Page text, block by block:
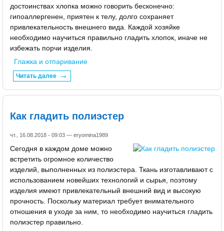
достоинствах хлопка можно говорить бесконечно:
гипоаллергенен, приятен к телу, долго сохраняет
привлекательность внешнего вида. Каждой хозяйке
необходимо научиться правильно гладить хлопок, иначе не
избежать порчи изделия.
Глажка и отпаривание
Читать далее
Как гладить полиэстер
чт., 16.08.2018 - 09:03 — eryomina1989
Сегодня в каждом доме можно
встретить огромное количество
изделий, выполненных из полиэстера. Ткань изготавливают с
использованием новейших технологий и сырья, поэтому
изделия имеют привлекательный внешний вид и высокую
прочность. Поскольку материал требует внимательного
отношения в уходе за ним, то необходимо научиться гладить
полиэстер правильно.